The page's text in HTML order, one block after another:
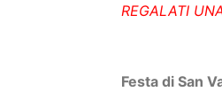
REGALATI
Festa di San